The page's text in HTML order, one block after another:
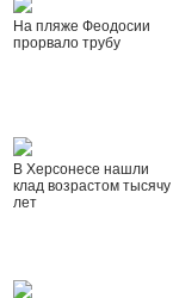
На пляже Феодосии
прорвало трубу
В Херсонесе нашли
клад возрастом тысячу
лет